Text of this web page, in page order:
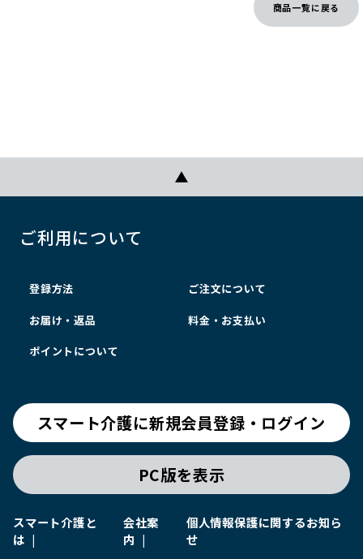
商品一覧に戻る
ご利用について
登録方法 ご注文について
お届け・返品 料金・お支払い
ポイントについて
スマート介護に新規会員登録・ログイン
PC版を表示
スマート介護と
は
会社案
内
個人情報保護に関するお知ら
せ